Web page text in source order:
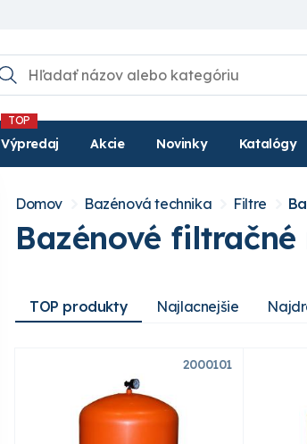
Výpredaj Akcie Novinky Katalógy
Domov Bazénová technika Filtre
Bazénové
TOP produkty Najlacnejšie
2000101